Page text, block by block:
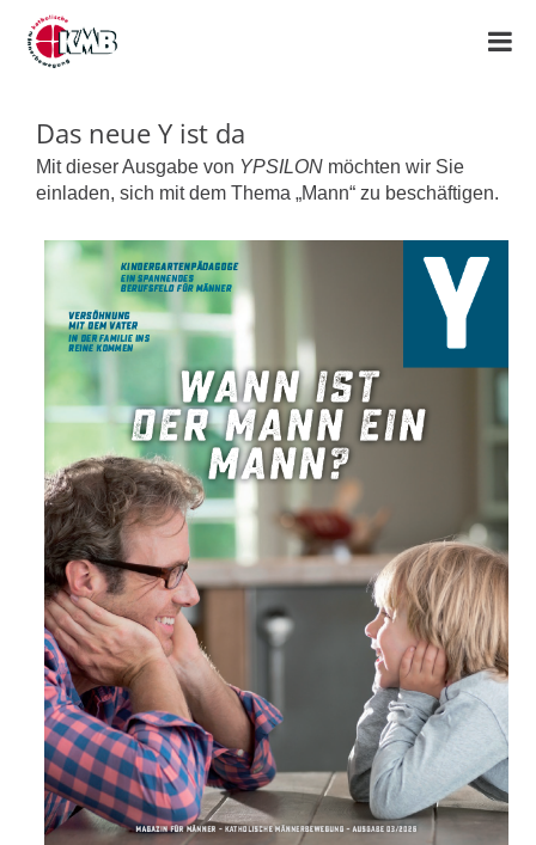
Das neue Y ist da
Mit dieser Ausgabe von YPSILON möchten wir Sie
einladen, sich mit dem Thema „Mann“ zu beschäftigen.